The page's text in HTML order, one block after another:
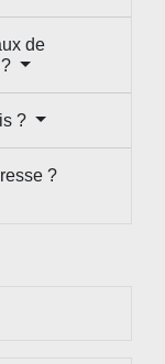
de
?
?